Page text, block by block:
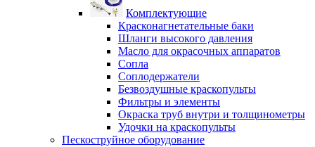
Комплектующие
Красконагнетательные баки
Шланги высокого давления
Масло для окрасочных аппаратов
Сопла
Соплодержатели
Безвоздушные краскопульты
Фильтры и элементы
Окраска труб внутри и толщинометры
Удочки на краскопульты
Пескоструйное оборудование